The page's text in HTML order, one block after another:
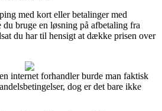
med kort eller betalinger med
bruge en løsning på afbetaling fra
du har til hensigt at dække prisen over
internet forhandler burde man faktisk
dog er det bare ikke